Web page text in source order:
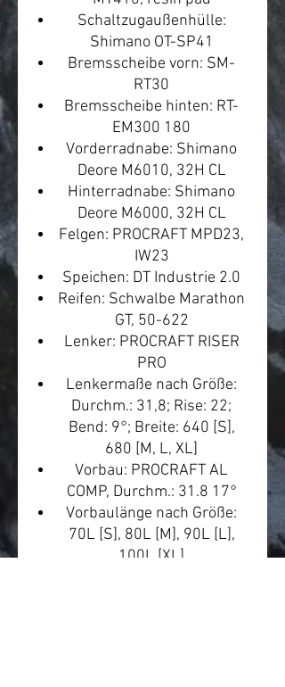
Schaltzugaußenhülle:
Shimano OT-SP41
Bremsscheibe vorn: SM-
RT30
Bremsscheibe hinten: RT-
EM300 180
Vorderradnabe: Shimano
Deore M6010, 32H CL
Hinterradnabe: Shimano
Deore M6000, 32H CL
Felgen: PROCRAFT MPD23,
IW23
Speichen: DT Industrie 2.0
Reifen: Schwalbe Marathon
GT, 50-622
Lenker: PROCRAFT RISER
PRO
Lenkermaße nach Größe:
Durchm.: 31,8; Rise: 22;
Bend: 9°; Breite: 640 [S],
680 [M, L, XL]
Vorbau: PROCRAFT AL
COMP, Durchm.: 31.8 17°
Vorbaulänge nach Größe:
70L [S], 80L [M], 90L [L],
100L [XL]